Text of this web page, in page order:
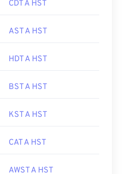
CDT A HST
AST A HST
HDT A HST
BST A HST
KST A HST
CAT A HST
AWST A HST